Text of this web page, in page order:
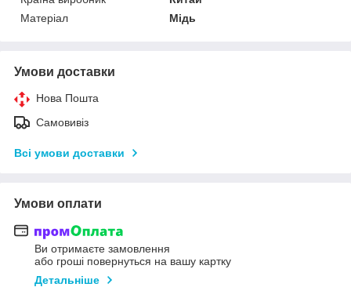
Матеріал
Мідь
Умови доставки
Нова Пошта
Самовивіз
Всі умови доставки
Умови оплати
Ви отримаєте замовлення
або гроші повернуться на вашу картку
Детальніше